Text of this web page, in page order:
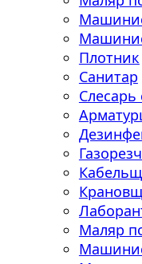
Плотник
Санитар
Слесарь
Маляр